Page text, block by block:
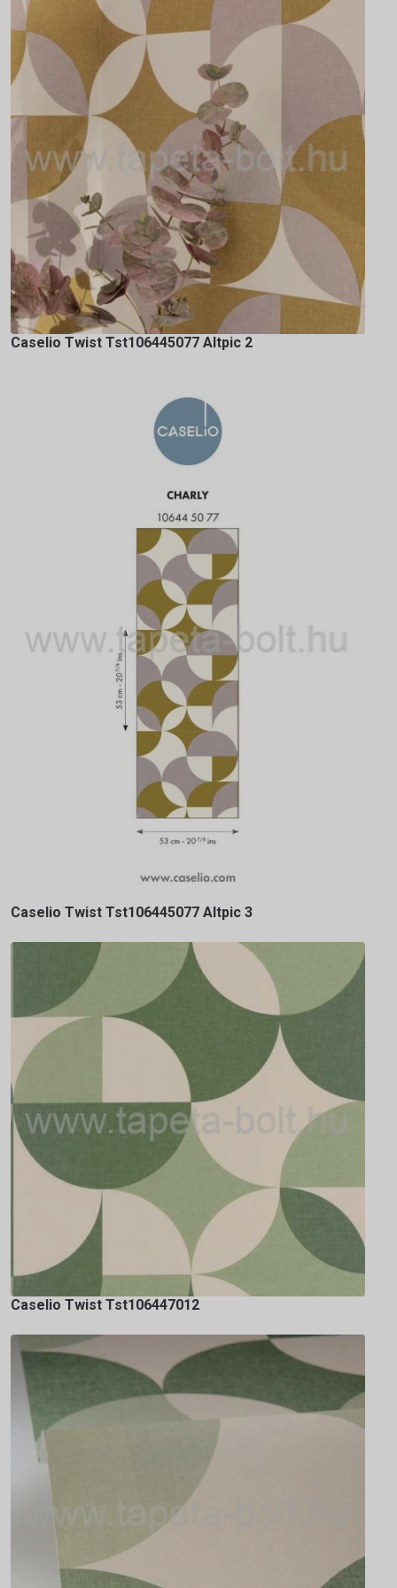
Caselio Twist Tst106445077 Altpic 2
Caselio Twist Tst106445077 Altpic 3
Caselio Twist Tst106447012